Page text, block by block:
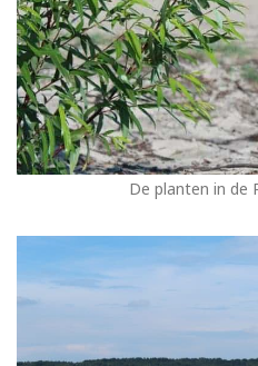
De planten in de